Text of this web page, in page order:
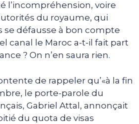
l’incompréhension, voire
du royaume, qui
se défausse à bon compte
canal le Maroc a-t-il fait part
? On n’en saura rien.
de rappeler qu’«à la fin
le porte-parole du
Gabriel Attal, annonçait
du quota de visas